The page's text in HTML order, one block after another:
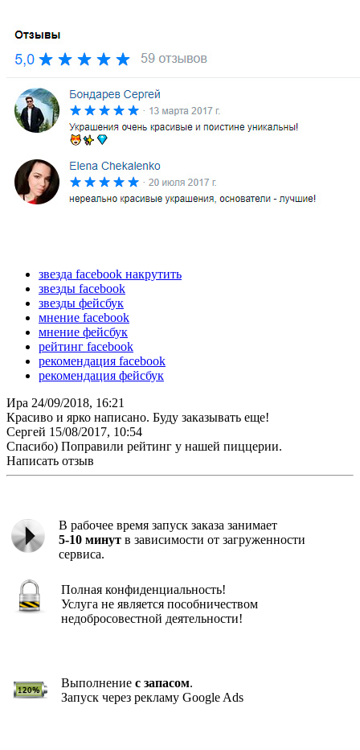
звезда facebook накрутить
звезды facebook
звезды фейсбук
мнение facebook
мнение фейсбук
рейтинг facebook
рекомендация facebook
рекомендация фейсбук
Ира 24/09/2018, 16:21
Красиво и ярко написано. Буду заказывать еще!
Сергей 15/08/2017, 10:54
Спасибо) Поправили рейтинг у нашей пиццерии.
Написать отзыв
В рабочее время запуск заказа занимает
5-10 минут в зависимости от загруженности
сервиса.
Полная конфиденциальность!
Услуга не является пособничеством
недобросовестной деятельности!
Выполнение с запасом.
Запуск через рекламу Google Ads